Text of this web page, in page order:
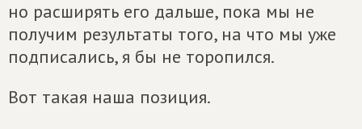
но расширять его дальше, пока мы не
получим результаты того, на что мы уже
подписались, я бы не торопился.
Вот такая наша позиция.